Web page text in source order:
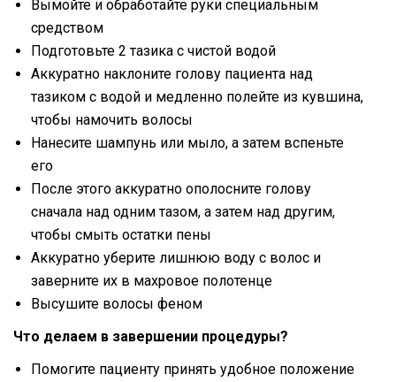
Вымойте и обработайте руки специальным
средством
Подготовьте 2 тазика с чистой водой
Аккуратно наклоните голову пациента над
тазиком с водой и медленно полейте из кувшина,
чтобы намочить волосы
Нанесите шампунь или мыло, а затем вспеньте
его
После этого аккуратно ополосните голову
сначала над одним тазом, а затем над другим,
чтобы смыть остатки пены
Аккуратно уберите лишнюю воду с волос и
заверните их в махровое полотенце
Высушите волосы феном
Что делаем в завершении процедуры?
Помогите пациенту принять удобное положение